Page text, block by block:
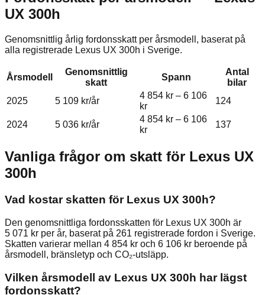
UX 300h
Genomsnittlig årlig fordonsskatt per årsmodell, baserat på
alla registrerade Lexus UX 300h i Sverige.
Årsmodell
Genomsnittlig
skatt
Spann
Antal
bilar
2025
5 109 kr/år
4 854 kr – 6 106
kr
124
2024 5 036 kr/år
4 854 kr – 6 106
kr
137
Vanliga frågor om skatt för Lexus UX
300h
Vad kostar skatten för Lexus UX 300h?
Den genomsnittliga fordonsskatten för Lexus UX 300h är
5 071 kr per år, baserat på 261 registrerade fordon i Sverige.
Skatten varierar mellan 4 854 kr och 6 106 kr beroende på
årsmodell, bränsletyp och CO₂-utsläpp.
Vilken årsmodell av Lexus UX 300h har lägst
fordonsskatt?